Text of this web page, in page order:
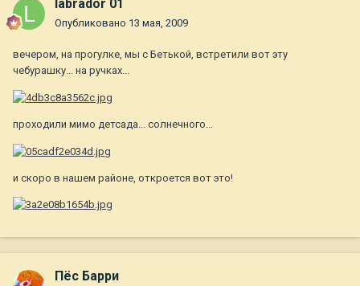
labrador 01
Опубликовано 13 мая, 2009
вечером, на прогулке, мы с Бетькой, встретили вот эту
чебурашку... на ручках...
проходили мимо детсада... солнечного...
и скоро в нашем районе, откроется вот это!
Пёс Барри